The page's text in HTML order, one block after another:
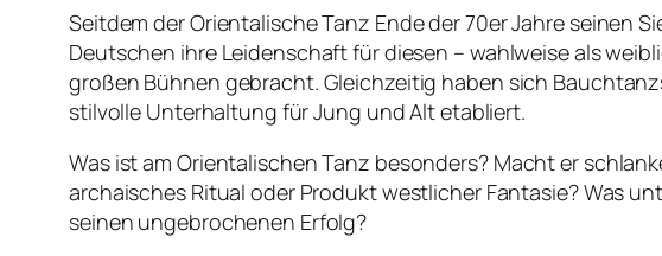
Seitdem der Orientalische Tanz Ende der 70er Jahre
Deutschen ihre Leidenschaft für diesen – wahlweise als
großen Bühnen gebracht. Gleichzeitig haben sich
stilvolle Unterhaltung für Jung und Alt etabliert.
Was ist am Orientalischen Tanz besonders? Macht er
archaisches Ritual oder Produkt westlicher Fantasie? Was
seinen ungebrochenen Erfolg?